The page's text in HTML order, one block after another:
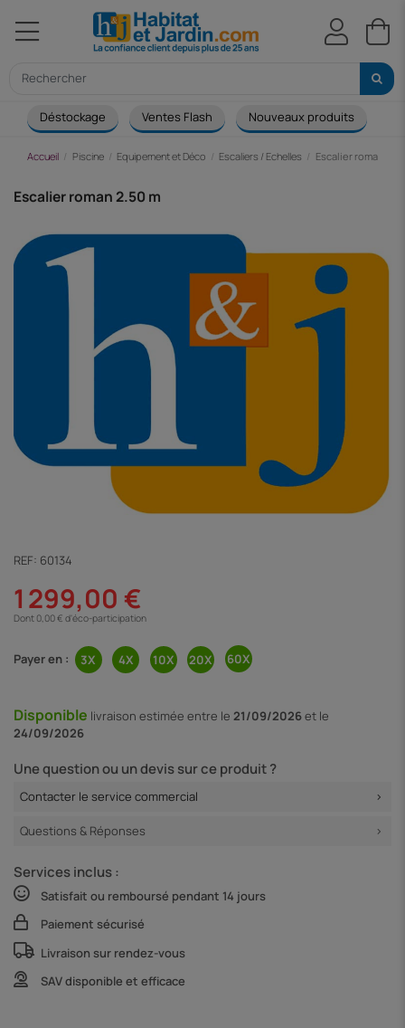
Déstockage Ventes Flash Nouveaux produits
Accueil Piscine Equipement et Déco Escaliers / Echelles Escalier roman
Escalier roman 2.50 m
REF: 60134
1 299,00 €
Dont 0,00 € d'éco-participation
Payer en :
Disponible livraison estimée entre le 21/09/2026et le
24/09/2026
Une question ou un devis sur ce produit ?
Contacter le service commercial
Questions & Réponses
Services inclus :
Satisfait ou remboursé pendant 14 jours
Paiement sécurisé
Livraison sur rendez-vous
SAV disponible et efficace